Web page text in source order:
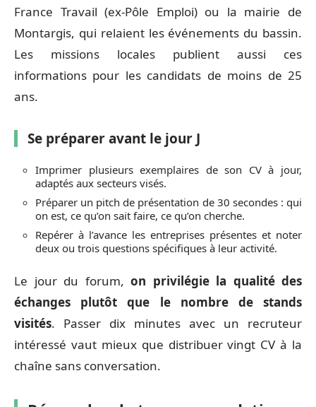
France Travail (ex-Pôle Emploi) ou la mairie de
Montargis, qui relaient les événements du bassin.
Les missions locales publient aussi ces
informations pour les candidats de moins de 25
ans.
Se préparer avant le jour J
Imprimer plusieurs exemplaires de son CV à jour,
adaptés aux secteurs visés.
Préparer un pitch de présentation de 30 secondes : qui
on est, ce qu’on sait faire, ce qu’on cherche.
Repérer à l’avance les entreprises présentes et noter
deux ou trois questions spécifiques à leur activité.
Le jour du forum, on privilégie la qualité des
échanges plutôt que le nombre de stands
visités. Passer dix minutes avec un recruteur
intéressé vaut mieux que distribuer vingt CV à la
chaîne sans conversation.